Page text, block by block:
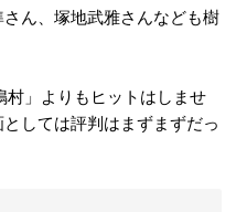
ん、塚地武雅さんなども樹
」よりもヒットはしませ
しては評判はまずまずだっ